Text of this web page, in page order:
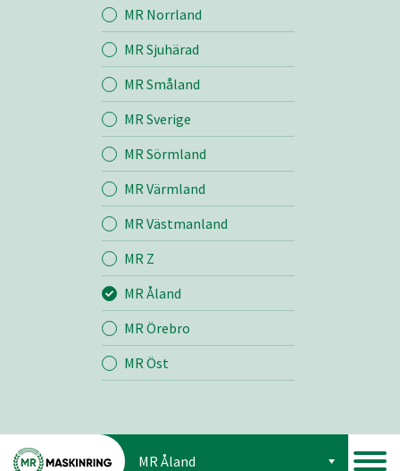
MR Norrland
MR Sjuhärad
MR Småland
MR Sverige
MR Sörmland
MR Värmland
MR Västmanland
MR Z
MR Åland
MR Örebro
MR Öst
MR Åland